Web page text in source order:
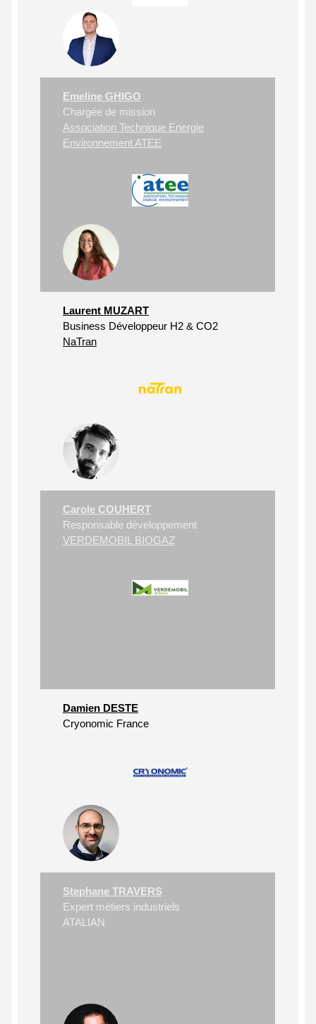
Emeline GHIGO
Chargée de mission
Association Technique Energie
Environnement ATEE
Laurent MUZART
Business Développeur H2 & CO2
NaTran
Carole COUHERT
Responsable développement
VERDEMOBIL BIOGAZ
Damien DESTE
Cryonomic France
Stephane TRAVERS
Expert métiers industriels
ATALIAN